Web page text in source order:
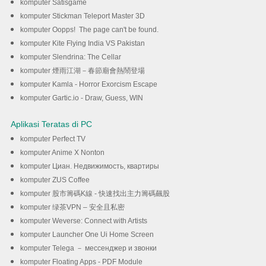
komputer Satisgame
komputer Stickman Teleport Master 3D
komputer Oopps! The page can't be found.
komputer Kite Flying India VS Pakistan
komputer Slendrina: The Cellar
komputer 煙雨江湖－春節廟會熱鬧登場
komputer Kamla - Horror Exorcism Escape
komputer Gartic.io - Draw, Guess, WIN
Aplikasi Teratas di PC
komputer Perfect TV
komputer Anime X Nonton
komputer Циан. Недвижимость, квартиры
komputer ZUS Coffee
komputer 股市籌碼K線 - 快速找出主力籌碼飆股
komputer 绿茶VPN – 安全且私密
komputer Weverse: Connect with Artists
komputer Launcher One Ui Home Screen
komputer Telega － мессенджер и звонки
komputer Floating Apps - PDF Module